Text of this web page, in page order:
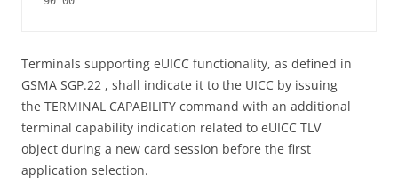
Terminals supporting eUICC functionality, as defined in
GSMA SGP.22 , shall indicate it to the UICC by issuing
the TERMINAL CAPABILITY command with an additional
terminal capability indication related to eUICC TLV
object during a new card session before the first
application selection.